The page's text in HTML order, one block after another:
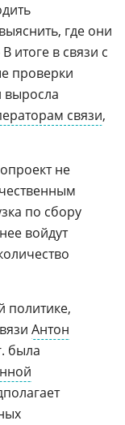
где они
В итоге в связи с
проверки
выросла
связи,
не
по сбору
войдут
политике,
Антон
была